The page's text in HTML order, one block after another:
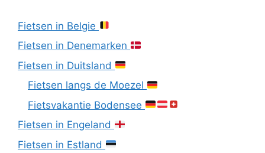
Fietsen in Belgie
Fietsen in Denemarken
Fietsen in Duitsland
Fietsen langs de Moezel
Fietsvakantie Bodensee
Fietsen in Engeland
Fietsen in Estland